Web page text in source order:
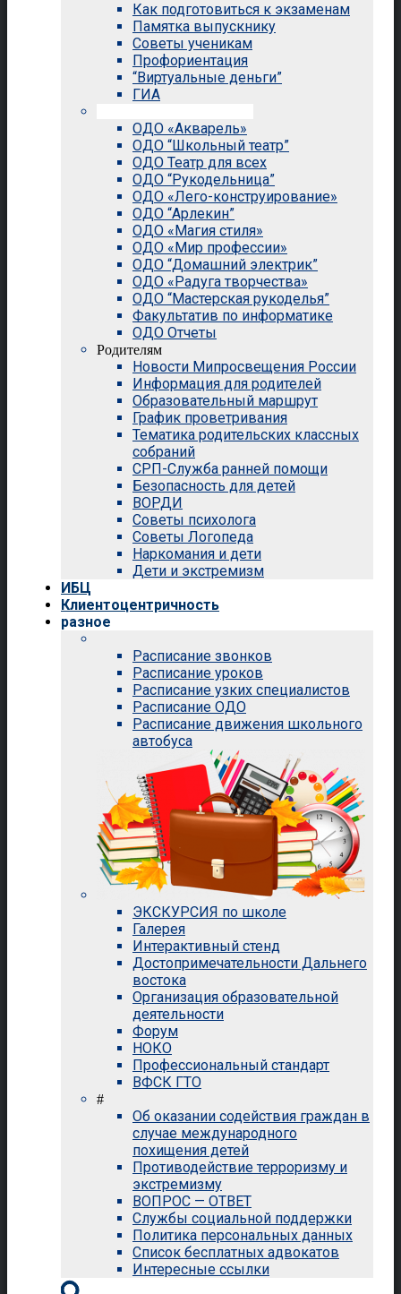
Как подготовиться к экзаменам
Памятка выпускнику
Советы ученикам
Профориентация
“Виртуальные деньги”
ГИА
ОДО «Акварель»
ОДО “Школьный театр”
ОДО Театр для всех
ОДО “Рукодельница”
ОДО «Лего-конструирование»
ОДО “Арлекин”
ОДО «Магия стиля»
ОДО «Мир профессии»
ОДО “Домашний электрик”
ОДО «Радуга творчества»
ОДО “Мастерская рукоделья”
Факультатив по информатике
ОДО Отчеты
Родителям
Новости Мипросвещения России
Информация для родителей
Образовательный маршрут
График проветривания
Тематика родительских классных
собраний
СРП-Служба ранней помощи
Безопасность для детей
ВОРДИ
Советы психолога
Советы Логопеда
Наркомания и дети
Дети и экстремизм
ИБЦ
Клиентоцентричность
разное
Расписание звонков
Расписание уроков
Расписание узких специалистов
Расписание ОДО
Расписание движения школьного
автобуса
ЭКСКУРСИЯ по школе
Галерея
Интерактивный стенд
Достопримечательности Дальнего
востока
Организация образовательной
деятельности
Форум
НОКО
Профессиональный стандарт
ВФСК ГТО
#
Об оказании содействия граждан в
случае международного
похищения детей
Противодействие терроризму и
экстремизму
ВОПРОС — ОТВЕТ
Службы социальной поддержки
Политика персональных данных
Список бесплатных адвокатов
Интересные ссылки